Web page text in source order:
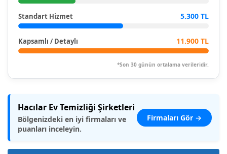
Standart Hizmet 5.300 TL
Kapsamlı / Detaylı 11.900 TL
*Son 30 günün ortalama verileridir.
Hacılar Ev Temizliği Şirketleri
Bölgenizdeki en iyi firmaları ve
puanları inceleyin.
Firmaları Gör →